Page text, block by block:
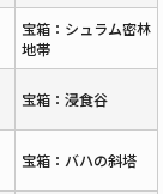
宝箱：シュラム密林
地帯
宝箱：浸食谷
宝箱：バハの斜塔